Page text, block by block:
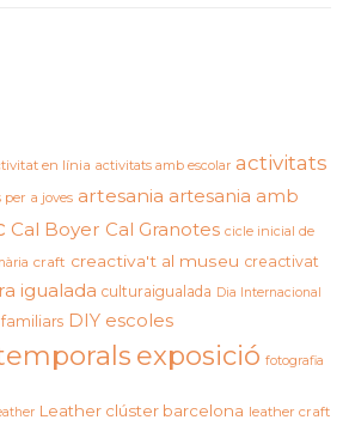
en línia activitats amb escolar activitats
a joves artesania artesania amb
Cal Boyer Cal Granotes cicle inicial de
craft creactiva't al museu creactivat
igualada culturaigualada Dia Internacional
DIY escoles
exposició fotografia
Leather clúster barcelona leather craft